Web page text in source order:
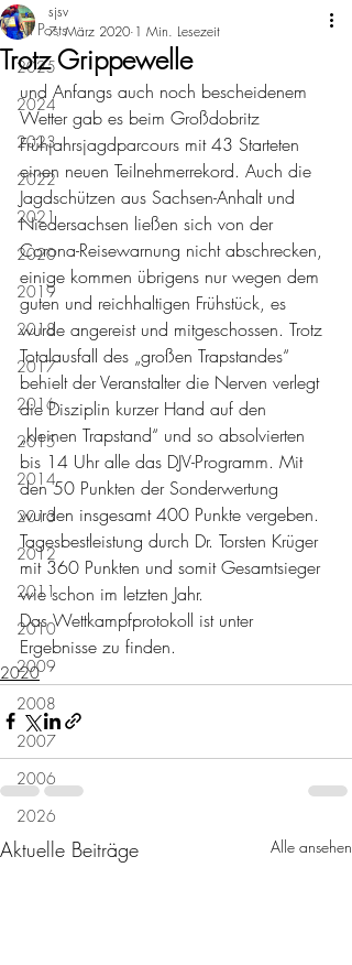
All Posts
2025
2024
2023
2022
2021
2020
2019
2018
2017
2016
2015
2014
2013
2012
2011
2010
2009
2008
2007
2006
2026
Trotz Grippewelle
sjsv
7. März 2020 1 Min. Lesezeit
und Anfangs auch noch bescheidenem
Wetter gab es beim Großdobritz
Frühjahrsjagdparcours mit 43 Starteten
einen neuen Teilnehmerrekord. Auch die
Jagdschützen aus Sachsen-Anhalt und
Niedersachsen ließen sich von der
Corona-Reisewarnung nicht abschrecken,
einige kommen übrigens nur wegen dem
guten und reichhaltigen Frühstück, es
wurde angereist und mitgeschossen. Trotz
Totalausfall des „großen Trapstandes“
behielt der Veranstalter die Nerven verlegt
die Disziplin kurzer Hand auf den
„kleinen Trapstand“ und so absolvierten
bis 14 Uhr alle das DJV-Programm. Mit
den 50 Punkten der Sonderwertung
wurden insgesamt 400 Punkte vergeben.
Tagesbestleistung durch Dr. Torsten Krüger
mit 360 Punkten und somit Gesamtsieger
wie schon im letzten Jahr.
Das Wettkampfprotokoll ist unter
Ergebnisse zu finden.
2020
Aktuelle Beiträge Alle ansehen